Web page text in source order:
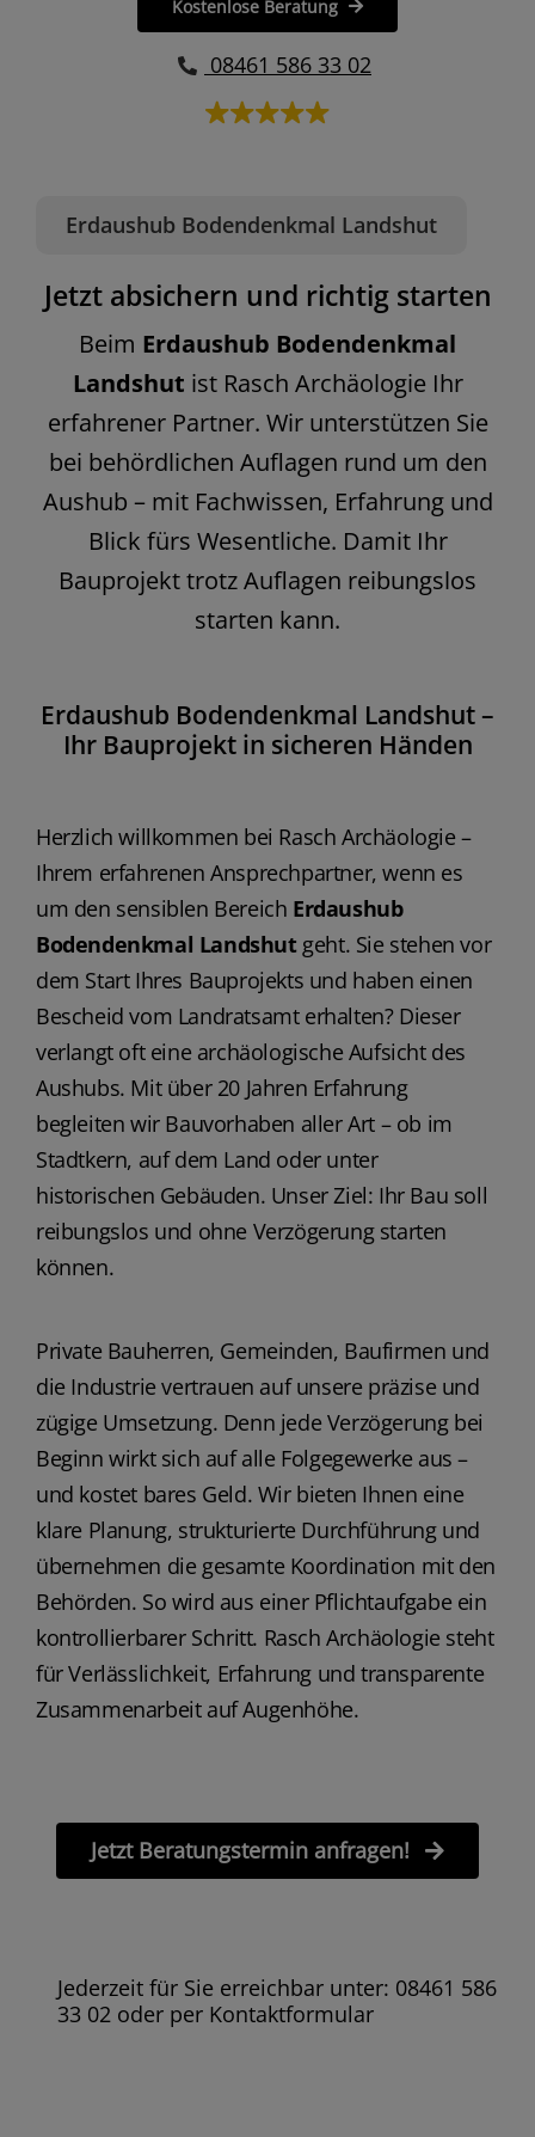
Erdaushub Bodendenkmal Landshut
Jetzt absichern und richtig starten
Beim Erdaushub Bodendenkmal
Landshut ist Rasch Archäologie Ihr
erfahrener Partner. Wir unterstützen Sie
bei behördlichen Auflagen rund um den
Aushub – mit Fachwissen, Erfahrung und
Blick fürs Wesentliche. Damit Ihr
Bauprojekt trotz Auflagen reibungslos
starten kann.
Kostenlose Beratung
08461 586 33 02
Erdaushub Bodendenkmal Landshut –
Ihr Bauprojekt in sicheren Händen
Herzlich willkommen bei Rasch Archäologie –
Ihrem erfahrenen Ansprechpartner, wenn es
um den sensiblen Bereich Erdaushub
Bodendenkmal Landshutgeht. Sie stehen vor
dem Start Ihres Bauprojekts und haben einen
Bescheid vom Landratsamt erhalten? Dieser
verlangt oft eine archäologische Aufsicht des
Aushubs. Mit über 20 Jahren Erfahrung
begleiten wir Bauvorhaben aller Art – ob im
Stadtkern, auf dem Land oder unter
historischen Gebäuden. Unser Ziel: Ihr Bau soll
reibungslos und ohne Verzögerung starten
können.
Private Bauherren, Gemeinden, Baufirmen und
die Industrie vertrauen auf unsere präzise und
zügige Umsetzung. Denn jede Verzögerung bei
Beginn wirkt sich auf alle Folgegewerke aus –
und kostet bares Geld. Wir bieten Ihnen eine
klare Planung, strukturierte Durchführung und
übernehmen die gesamte Koordination mit den
Behörden. So wird aus einer Pflichtaufgabe ein
kontrollierbarer Schritt. Rasch Archäologie steht
für Verlässlichkeit, Erfahrung und transparente
Zusammenarbeit auf Augenhöhe.
Jetzt Beratungstermin anfragen!
Jederzeit für Sie erreichbar unter: 08461 586
33 02 oder per Kontaktformular